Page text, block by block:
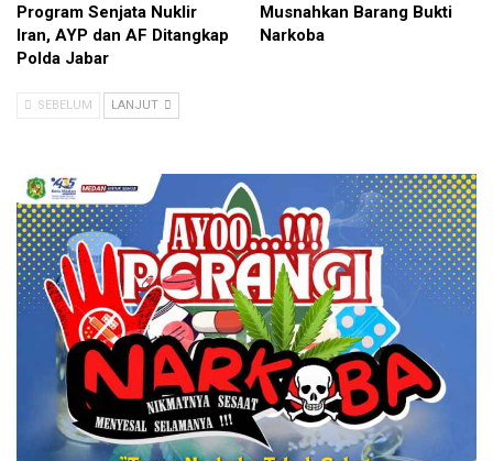
Program Senjata Nuklir
Iran, AYP dan AF Ditangkap
Polda Jabar
Musnahkan Barang Bukti
Narkoba
SEBELUM LANJUT